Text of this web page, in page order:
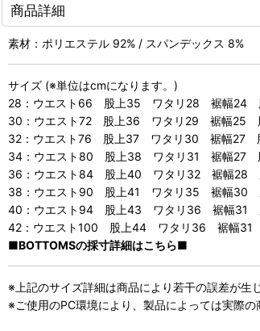
商品詳細
素材：ポリエステル 92% / スパンデックス 8%
サイズ (※単位はcmになります。)
28：ウエスト66 股上35 ワタリ28 裾幅24
30：ウエスト72 股上36 ワタリ29 裾幅25
32：ウエスト76 股上37 ワタリ30 裾幅27
34：ウエスト80 股上38 ワタリ31 裾幅27
36：ウエスト84 股上40 ワタリ32 裾幅28
38：ウエスト90 股上41 ワタリ35 裾幅30
40：ウエスト94 股上43 ワタリ36 裾幅31
42：ウエスト100 股上44 ワタリ36 裾幅31
■BOTTOMSの採寸詳細はこちら■
※上記のサイズ詳細は商品により若干の誤差が生
※ご使用のPC環境により、製品によっては実際